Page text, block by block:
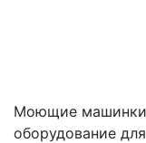
Моющие машинки
оборудование